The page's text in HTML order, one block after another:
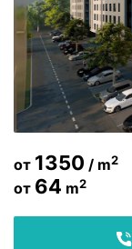
от 1350 / m2
от 64 m2